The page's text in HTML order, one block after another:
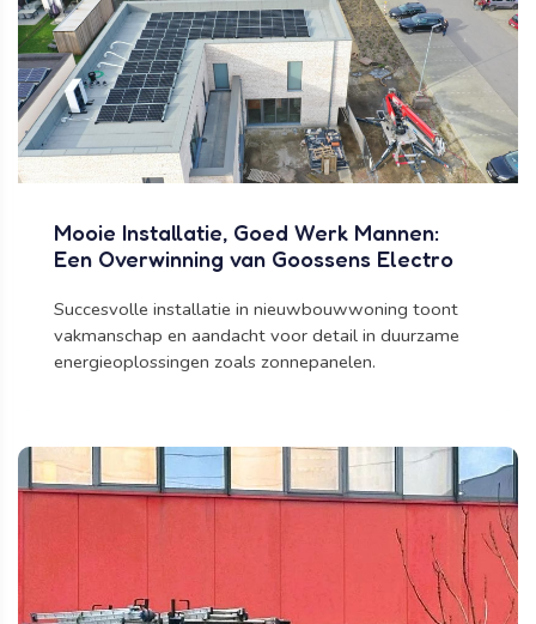
Mooie Installatie, Goed Werk Mannen:
Een Overwinning van Goossens Electro
Succesvolle installatie in nieuwbouwwoning toont
vakmanschap en aandacht voor detail in duurzame
energieoplossingen zoals zonnepanelen.